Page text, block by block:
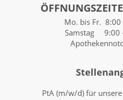
Mo. bis Fr.
Samstag 9:00
PtA (m/w/d) für